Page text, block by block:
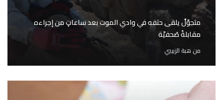
متجوّلٌ يلقى حتفه في وادي الموت بعد ساعاتٍ من إجراءه
مقابلةً صُحفيّة
من هبة الزبيبي